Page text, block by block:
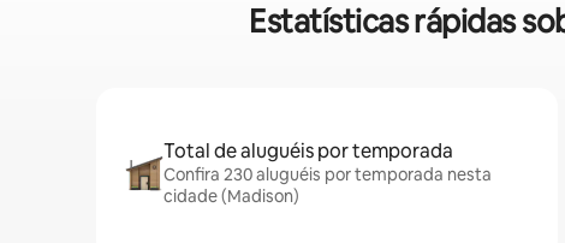
Estatísticas rápidas
Total de aluguéis por temporada
Confira 230 aluguéis por temporada nesta
cidade (Madison)